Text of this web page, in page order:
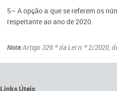
5– A opção a que se referem os
respeitante ao ano de 2020.
Nota:Artigo 329.º da Lei n.º 2/2020,
Links Úteis